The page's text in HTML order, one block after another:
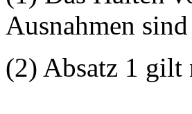
Ausnahmen
(2) Absatz 1 gilt